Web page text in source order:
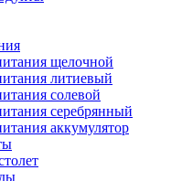
щелочной
литиевый
солевой
серебрянный
аккумулятор